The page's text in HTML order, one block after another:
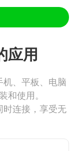
应用
、平板、电脑
使用。
连接，享受无